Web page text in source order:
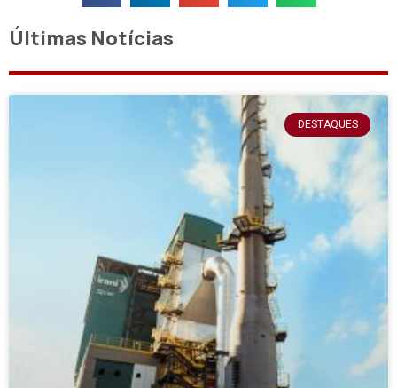
Últimas Notícias
DESTAQUES